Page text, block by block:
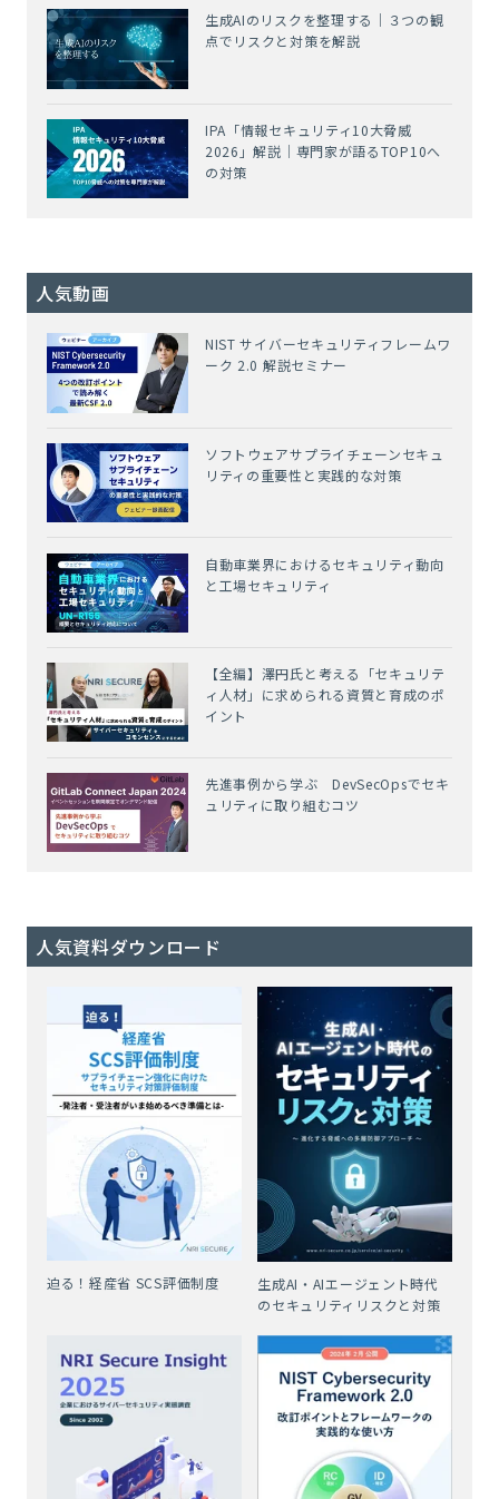
生成AIのリスクを整理する｜３つの観
点でリスクと対策を解説
IPA「情報セキュリティ10大脅威
2026」解説｜専門家が語るTOP10へ
の対策
人気動画
NIST サイバーセキュリティフレームワ
ーク 2.0 解説セミナー
ソフトウェアサプライチェーンセキュ
リティの重要性と実践的な対策
自動車業界におけるセキュリティ動向
と工場セキュリティ
【全編】澤円氏と考える「セキュリテ
ィ人材」に求められる資質と育成のポ
イント
先進事例から学ぶ DevSecOpsでセキ
ュリティに取り組むコツ
人気資料ダウンロード
迫る！経産省 SCS評価制度
生成AI・AIエージェント時代
のセキュリティリスクと対策